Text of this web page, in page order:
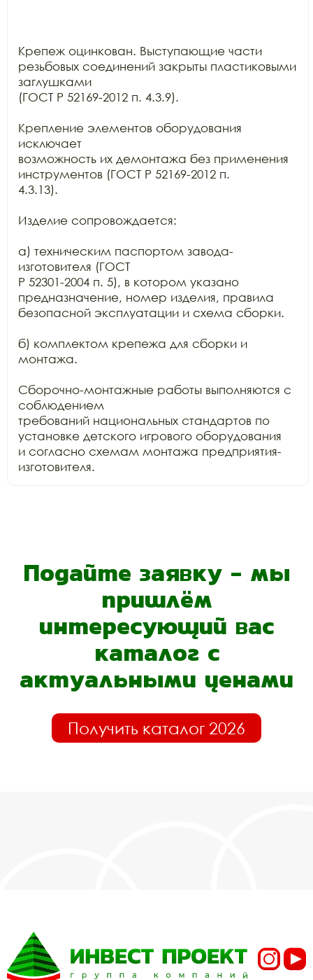
Крепеж оцинкован. Выступающие части
резьбовых соединений закрыты пластиковыми
заглушками
(ГОСТ Р 52169-2012 п. 4.3.9).
Крепление элементов оборудования
исключает
возможность их демонтажа без применения
инструментов (ГОСТ Р 52169-2012 п.
4.3.13).
Изделие сопровождается:
а) техническим паспортом завода-
изготовителя (ГОСТ
Р 52301-2004 п. 5), в котором указано
предназначение, номер изделия, правила
безопасной эксплуатации и схема сборки.
б) комплектом крепежа для сборки и
монтажа.
Сборочно-монтажные работы выполняются с
соблюдением
требований национальных стандартов по
установке детского игрового оборудования
и согласно схемам монтажа предприятия-
изготовителя.
Подайте заявку - мы
пришлём
интересующий вас
каталог с
актуальными ценами
Получить каталог 2026